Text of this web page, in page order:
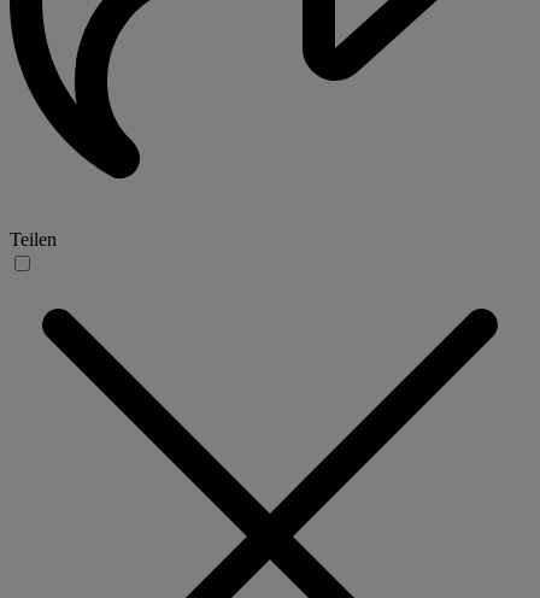
Teilen